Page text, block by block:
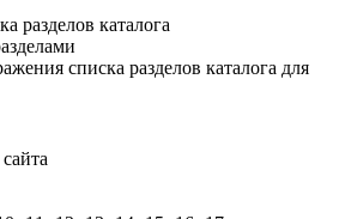
разделов каталога
списка разделов каталога для